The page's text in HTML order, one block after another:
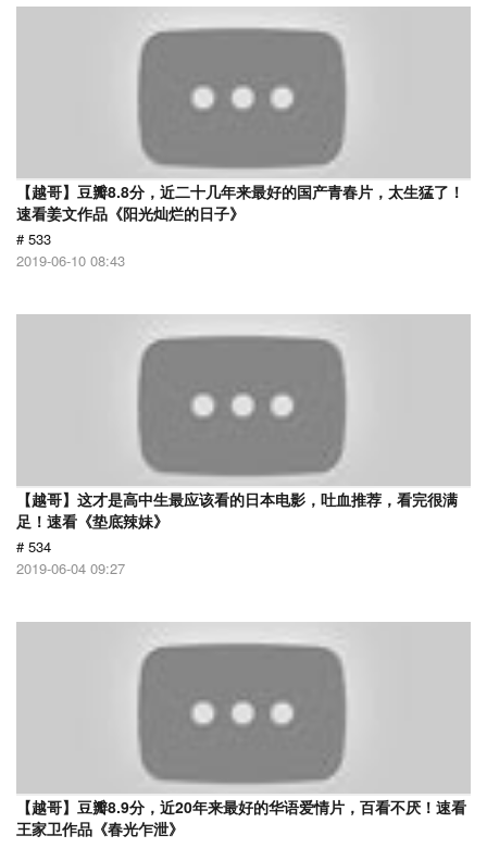
【越哥】豆瓣8.8分，近二十几年来最好的国产青春片，太生猛了！
速看姜文作品《阳光灿烂的日子》
# 533
2019-06-10 08:43
【越哥】这才是高中生最应该看的日本电影，吐血推荐，看完很满
足！速看《垫底辣妹》
# 534
2019-06-04 09:27
【越哥】豆瓣8.9分，近20年来最好的华语爱情片，百看不厌！速看
王家卫作品《春光乍泄》